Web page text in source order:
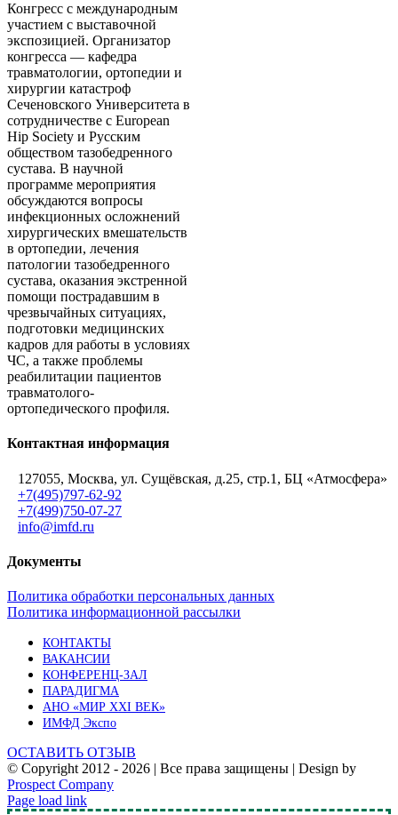
Конгресс с международным
участием с выставочной
экспозицией. Организатор
конгресса — кафедра
травматологии, ортопедии и
хирургии катастроф
Сеченовского Университета в
сотрудничестве с European
Hip Society и Русским
обществом тазобедренного
сустава. В научной
программе мероприятия
обсуждаются вопросы
инфекционных осложнений
хирургических вмешательств
в ортопедии, лечения
патологии тазобедренного
сустава, оказания экстренной
помощи пострадавшим в
чрезвычайных ситуациях,
подготовки медицинских
кадров для работы в условиях
ЧС, а также проблемы
реабилитации пациентов
травматолого-
ортопедического профиля.
Контактная информация
127055, Москва, ул. Сущёвская, д.25, стр.1, БЦ «Атмосфера»
+7(495)797-62-92
+7(499)750-07-27
info@imfd.ru
Документы
Политика обработки персональных данных
Политика информационной рассылки
КОНТАКТЫ
ВАКАНСИИ
КОНФЕРЕНЦ-ЗАЛ
ПАРАДИГМА
АНО «МИР XXI ВЕК»
ИМФД Экспо
ОСТАВИТЬ ОТЗЫВ
© Copyright 2012 - 2026 | Все права защищены | Design by
Prospect Company
Vk
Telegram
YouTube
Email
Page load link